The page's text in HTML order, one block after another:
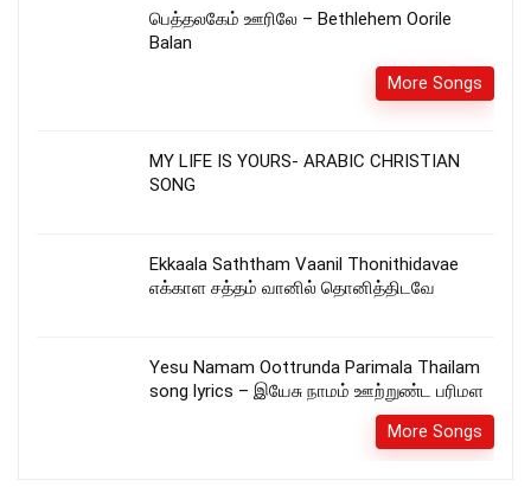
பெத்தலகேம் ஊரிலே – Bethlehem Oorile
Balan
More Songs
MY LIFE IS YOURS- ARABIC CHRISTIAN
SONG
Ekkaala Saththam Vaanil Thonithidavae
எக்காள சத்தம் வானில் தொனித்திடவே
Yesu Namam Oottrunda Parimala Thailam
song lyrics – இயேசு நாமம் ஊற்றுண்ட பரிமள
More Songs